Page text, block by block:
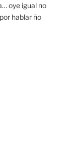
oye igual no
hablar ño